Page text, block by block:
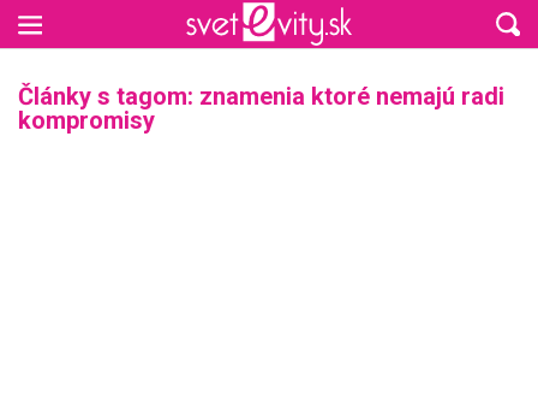
Články s tagom: znamenia ktoré nemajú radi
kompromisy